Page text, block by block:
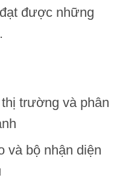
được những
trường và phân
và bộ nhận diện